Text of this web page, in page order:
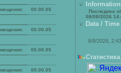
00.00.05
00.00.05
00.00.05
00.00.05
Information
Последнее
08/08/2026
Data / Time
Статистика